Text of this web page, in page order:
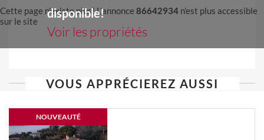
disponible!
Voir les propriétés
Cette page n'existe plus! L'annonce 86642934 n'est plus accessible
sur le site
VOUS APPRÉCIEREZ AUSSI
NOUVEAUTÉ